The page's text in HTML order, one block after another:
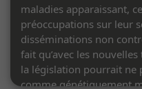
maladies apparaissant,
préoccupations sur leur
disséminations non
fait qu’avec les
la législation pourrait ne
comme génétiquement